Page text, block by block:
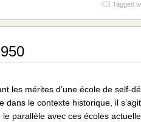
Tagged
les mérites d’une école de self-
le contexte historique, il
parallèle avec ces écoles